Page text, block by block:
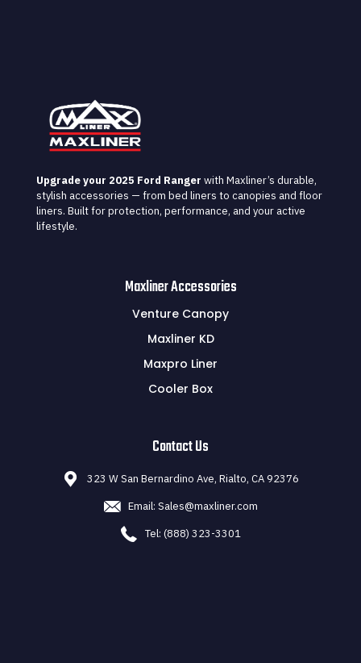
Upgrade your 2025 Ford Ranger with Maxliner’s durable,
stylish accessories — from bed liners to canopies and floor
liners. Built for protection, performance, and your active
lifestyle.
Maxliner Accessories
Venture Canopy
Maxliner KD
Maxpro Liner
Cooler Box
Contact Us
323 W San Bernardino Ave, Rialto, CA 92376
Email: Sales@maxliner.com
Tel: (888) 323-3301